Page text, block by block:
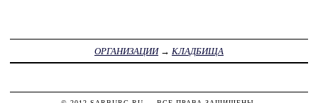
ОРГАНИЗАЦИИ→ КЛАДБИЩА